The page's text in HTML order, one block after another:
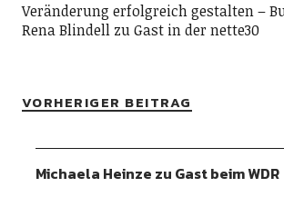
Veränderung erfolgreich gestalten –
Rena Blindell zu Gast in der nette30
VORHERIGER BEITRAG
Michaela Heinze zu Gast beim WDR